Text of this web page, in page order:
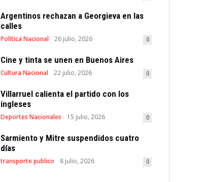
Argentinos rechazan a Georgieva en las
calles
Política Nacional 26 julio, 2026 0
Cine y tinta se unen en Buenos Aires
Cultura Nacional 22 julio, 2026 0
Villarruel calienta el partido con los
ingleses
Deportes Nacionales 15 julio, 2026 0
Sarmiento y Mitre suspendidos cuatro
días
transporte publico 8 julio, 2026 0